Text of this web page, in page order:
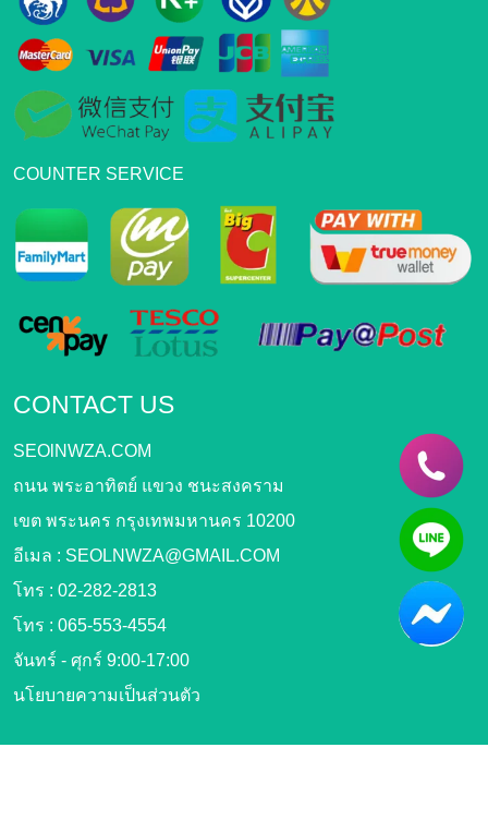
COUNTER SERVICE
CONTACT US
SEOlNWZA.COM
ถนน พระอาทิตย์ แขวง ชนะสงคราม
เขต พระนคร กรุงเทพมหานคร 10200
อีเมล : SEOLNWZA@GMAIL.COM
โทร : 02-282-2813
โทร : 065-553-4554
จันทร์ - ศุกร์ 9:00-17:00
นโยบายความเป็นส่วนตัว